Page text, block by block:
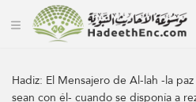
Hadiz: El Mensajero de Al-lah -la
sean con él- cuando se disponía a